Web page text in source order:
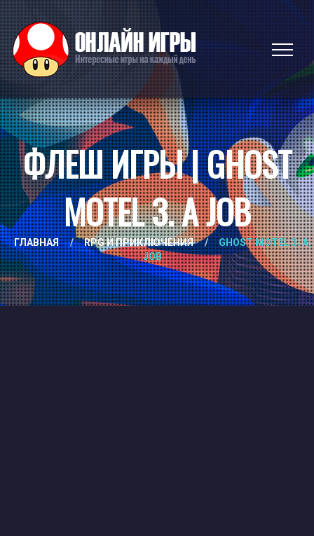
ФЛЕШ ИГРЫ | GHOST
MOTEL 3. A JOB
ГЛАВНАЯ / RPG И ПРИКЛЮЧЕНИЯ /
GHOST MOTEL 3. A
JOB